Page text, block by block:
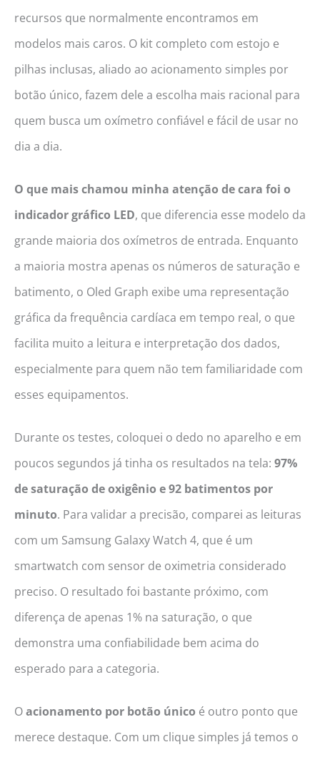
recursos que normalmente encontramos em
modelos mais caros. O kit completo com estojo e
pilhas inclusas, aliado ao acionamento simples por
botão único, fazem dele a escolha mais racional para
quem busca um oxímetro confiável e fácil de usar no
dia a dia.
O que mais chamou minha atenção de cara foi o
indicador gráfico LED, que diferencia esse modelo da
grande maioria dos oxímetros de entrada. Enquanto
a maioria mostra apenas os números de saturação e
batimento, o Oled Graph exibe uma representação
gráfica da frequência cardíaca em tempo real, o que
facilita muito a leitura e interpretação dos dados,
especialmente para quem não tem familiaridade com
esses equipamentos.
Durante os testes, coloquei o dedo no aparelho e em
poucos segundos já tinha os resultados na tela: 97%
de saturação de oxigênio e 92 batimentos por
minuto. Para validar a precisão, comparei as leituras
com um Samsung Galaxy Watch 4, que é um
smartwatch com sensor de oximetria considerado
preciso. O resultado foi bastante próximo, com
diferença de apenas 1% na saturação, o que
demonstra uma confiabilidade bem acima do
esperado para a categoria.
Oacionamento por botão único é outro ponto que
merece destaque. Com um clique simples já temos o